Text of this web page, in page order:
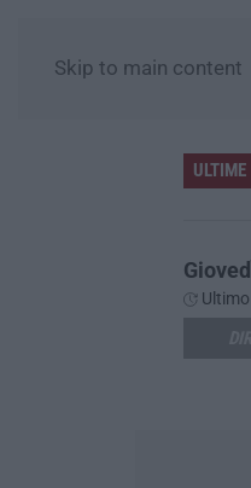
Skip to main content
ULTIME
Sistema bibliotecario vibonese, la dura replica di Soriano e Romeo: «Il fallimento è di chi ha staccato la spina»